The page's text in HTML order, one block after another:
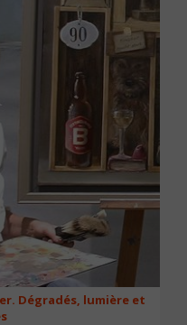
Dégradés, lumière et